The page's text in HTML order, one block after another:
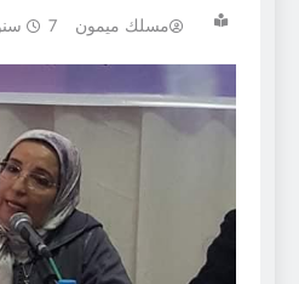
مسلك ميمون 7 سنوات Ago